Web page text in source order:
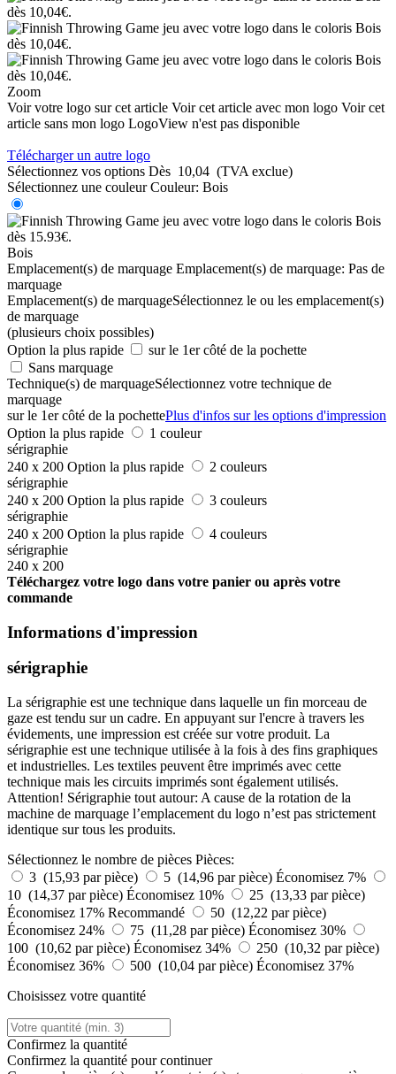
Zoom
Voir votre logo sur cet article Voir cet article avec mon logo Voir cet
article sans mon logo LogoView n'est pas disponible
Télécharger un autre logo
Sélectionnez vos options Dès 10,04 (TVA exclue)
Sélectionnez une couleur Couleur: Bois
Bois
Emplacement(s) de marquage Emplacement(s) de marquage: Pas de
marquage
Emplacement(s) de marquageSélectionnez le ou les emplacement(s)
de marquage
(plusieurs choix possibles)
Option la plus rapide
sur le 1er côté de la pochette
Sans marquage
Technique(s) de marquageSélectionnez votre technique de
marquage
sur le 1er côté de la pochettePlus d'infos sur les options d'impression
Option la plus rapide
1 couleur
sérigraphie
240 x 200 Option la plus rapide
2 couleurs
sérigraphie
240 x 200 Option la plus rapide
3 couleurs
sérigraphie
240 x 200 Option la plus rapide
4 couleurs
sérigraphie
240 x 200
Téléchargez votre logo dans votre panier ou après votre
commande
Informations d'impression
sérigraphie
La sérigraphie est une technique dans laquelle un fin morceau de
gaze est tendu sur un cadre. En appuyant sur l'encre à travers les
évidements, une impression est créée sur votre produit. La
sérigraphie est une technique utilisée à la fois à des fins graphiques
et industrielles. Les textiles peuvent être imprimés avec cette
technique mais les circuits imprimés sont également utilisés.
Attention! Sérigraphie tout autour: A cause de la rotation de la
machine de marquage l’emplacement du logo n’est pas strictement
identique sur tous les produits.
Sélectionnez le nombre de pièces Pièces:
3 (15,93 par pièce)
5 (14,96 par pièce) Économisez 7%
10 (14,37 par pièce) Économisez 10%
25 (13,33 par pièce)
Économisez 17% Recommandé
50 (12,22 par pièce)
Économisez 24%
75 (11,28 par pièce) Économisez 30%
100 (10,62 par pièce) Économisez 34%
250 (10,32 par pièce)
Économisez 36%
500 (10,04 par pièce) Économisez 37%
Choisissez votre quantité
Confirmez la quantité
Confirmez la quantité pour continuer